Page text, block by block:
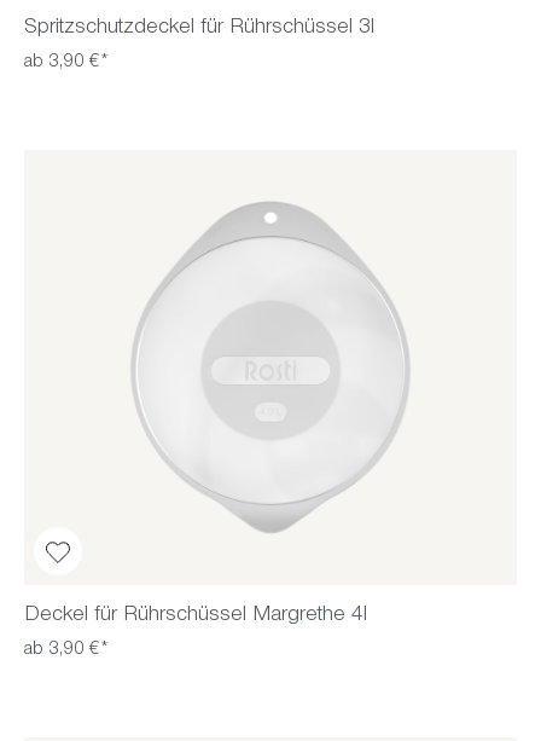
Spritzschutzdeckel für Rührschüssel 3l
ab 3,90 €*
Deckel für Rührschüssel Margrethe 4l
ab 3,90 €*